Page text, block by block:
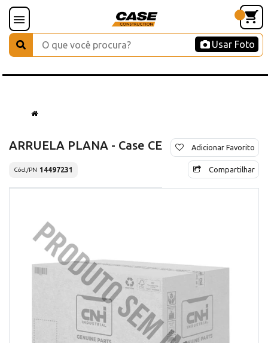
Usar Foto
ARRUELA PLANA - Case CE
Cód./PN 14497231
Adicionar Favorito
Compartilhar